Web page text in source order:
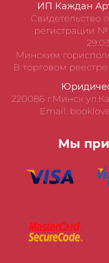
ИП Каждан
Свидетельство
регистрации №
Минским
В торговом реестре
220086 г.Минск
Email:
Мы